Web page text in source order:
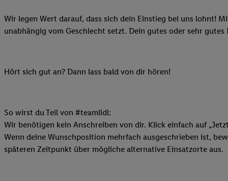
Wir legen Wert darauf, dass sich dein Einstieg bei uns lohnt!
unabhängig vom Geschlecht setzt. Dein gutes oder sehr
Hört sich gut an? Dann lass bald von dir hören!
So wirst du Teil von #teamlidl:
Wir benötigen kein Anschreiben von dir. Klick einfach auf
Wenn deine Wunschposition mehrfach ausgeschrieben ist,
späteren Zeitpunkt über mögliche alternative Einsatzorte aus.
auch Ihre in einen
Zudem erlauben Sie
Adresse und einer
Möglichkeit, Ihre
(„consenthub“)
oder